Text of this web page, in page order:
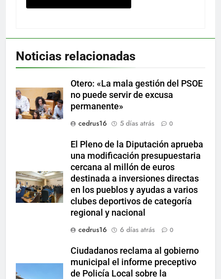
Noticias relacionadas
Otero: «La mala gestión del PSOE
no puede servir de excusa
permanente»
cedrus16
5 días atrás 0
El Pleno de la Diputación aprueba
una modificación presupuestaria
cercana al millón de euros
destinada a inversiones directas
en los pueblos y ayudas a varios
clubes deportivos de categoría
regional y nacional
cedrus16
6 días atrás 0
Ciudadanos reclama al gobierno
municipal el informe preceptivo
de Policía Local sobre la